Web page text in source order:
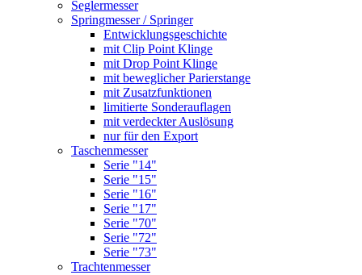
Seglermesser
Springmesser / Springer
Entwicklungsgeschichte
mit Clip Point Klinge
mit Drop Point Klinge
mit beweglicher Parierstange
mit Zusatzfunktionen
limitierte Sonderauflagen
mit verdeckter Auslösung
nur für den Export
Taschenmesser
Serie "14"
Serie "15"
Serie "16"
Serie "17"
Serie "70"
Serie "72"
Serie "73"
Trachtenmesser